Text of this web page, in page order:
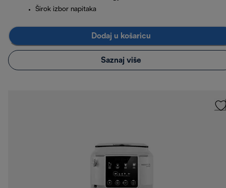
Širok izbor napitaka
Dodaj u košaricu
Saznaj više